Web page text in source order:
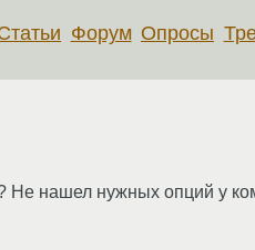
Форум Опросы
Не нашел нужных опций у